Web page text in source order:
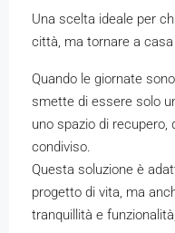
Una scelta ideale per
città, ma tornare a
Quando le giornate
smette di essere solo
uno spazio di recupero,
condiviso.
Questa soluzione è
progetto di vita, ma
tranquillità e